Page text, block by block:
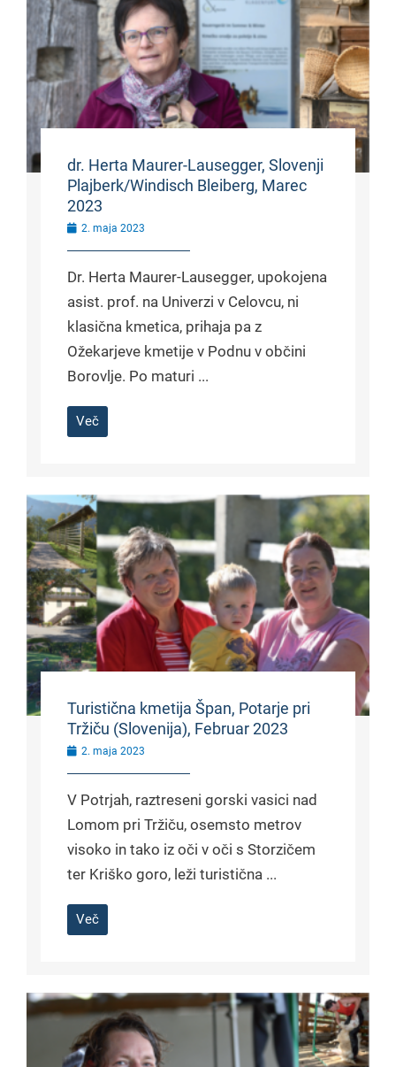
dr. Herta Maurer-Lausegger, Slovenji
Plajberk/Windisch Bleiberg, Marec
2023
2. maja 2023
Dr. Herta Maurer-Lausegger, upokojena
asist. prof. na Univerzi v Celovcu, ni
klasična kmetica, prihaja pa z
Ožekarjeve kmetije v Podnu v občini
Borovlje. Po maturi ...
Več
Turistična kmetija Špan, Potarje pri
Tržiču (Slovenija), Februar 2023
2. maja 2023
V Potrjah, raztreseni gorski vasici nad
Lomom pri Tržiču, osemsto metrov
visoko in tako iz oči v oči s Storzičem
ter Kriško goro, leži turistična ...
Več